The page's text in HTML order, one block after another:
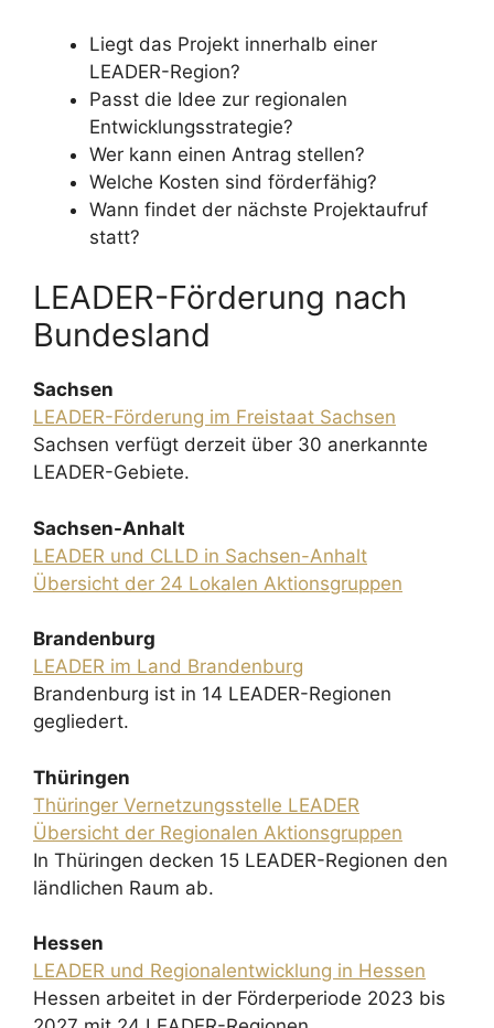
Liegt das Projekt innerhalb einer
LEADER-Region?
Passt die Idee zur regionalen
Entwicklungsstrategie?
Wer kann einen Antrag stellen?
Welche Kosten sind förderfähig?
Wann findet der nächste Projektaufruf
statt?
LEADER-Förderung nach
Bundesland
Sachsen
LEADER-Förderung im Freistaat Sachsen
Sachsen verfügt derzeit über 30 anerkannte
LEADER-Gebiete.
Sachsen-Anhalt
LEADER und CLLD in Sachsen-Anhalt
Übersicht der 24 Lokalen Aktionsgruppen
Brandenburg
LEADER im Land Brandenburg
Brandenburg ist in 14 LEADER-Regionen
gegliedert.
Thüringen
Thüringer Vernetzungsstelle LEADER
Übersicht der Regionalen Aktionsgruppen
In Thüringen decken 15 LEADER-Regionen den
ländlichen Raum ab.
Hessen
LEADER und Regionalentwicklung in Hessen
Hessen arbeitet in der Förderperiode 2023 bis